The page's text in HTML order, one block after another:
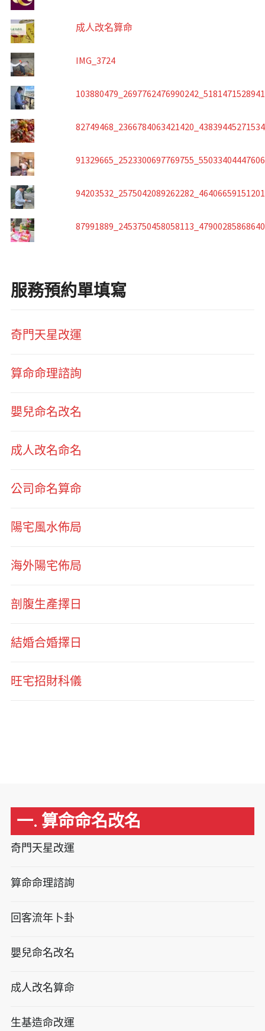
成人改名算命
IMG_3724
服務預約單填寫
奇門天星改運
算命命理諮詢
嬰兒命名改名
成人改名命名
公司命名算命
陽宅風水佈局
海外陽宅佈局
剖腹生產擇日
結婚合婚擇日
旺宅招財科儀
一. 算命命名改名
奇門天星改運
算命命理諮詢
回客流年卜卦
嬰兒命名改名
成人改名算命
生基造命改運